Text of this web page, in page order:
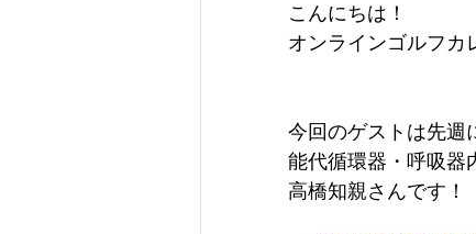
こんにちは！
オンラインゴルフカ
今回のゲストは先週
能代循環器・呼吸器
高橋知親さんです！